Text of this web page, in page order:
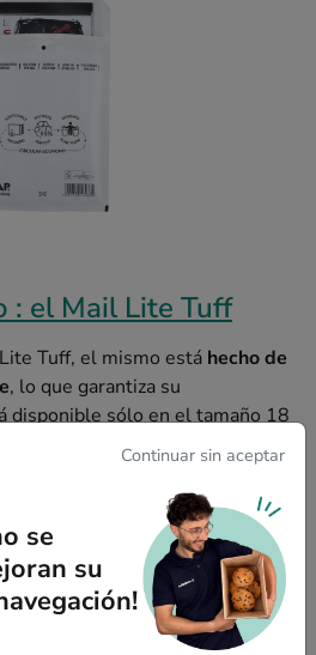
: el Mail Lite Tuff
Tuff, el mismo está hecho de
, lo que garantiza su
disponible sólo en el tamaño 18
Esta variedad de tamaños facilita
desde los más pequeños
CD, etc.) hasta los más grandes
sobres, de seguro encontrará el
objeto de manera práctica, rápida
Continuar sin aceptar
se
su